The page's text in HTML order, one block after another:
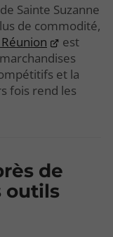
Sainte Suzanne
de commodité,
est
et la
fois rend les
de
outils